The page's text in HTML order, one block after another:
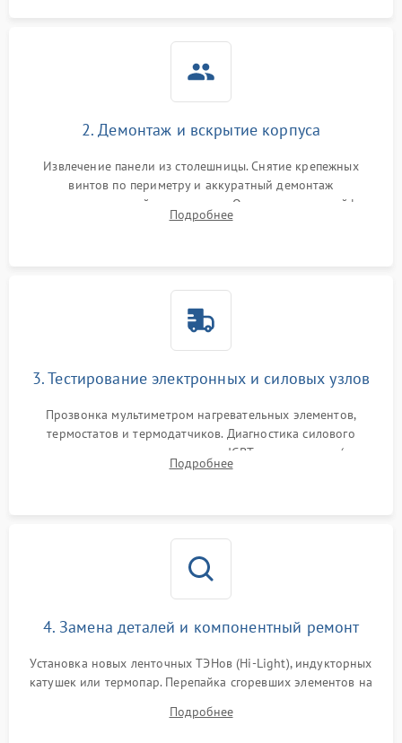
2. Демонтаж и вскрытие корпуса
Извлечение панели из столешницы. Снятие крепежных
винтов по периметру и аккуратный демонтаж
стеклокерамической поверхности. Отсоединение шлейфов
сенсорного блока для доступа к силовым платам, катушкам
Подробнее
3. Тестирование электронных и силовых узлов
Прозвонка мультиметром нагревательных элементов,
термостатов и термодатчиков. Диагностика силового
модуля, реле, диодных мостов и IGBT-транзисторов (для
индукции). Проверка кранов и газ-контроля (для газовых
Подробнее
4. Замена деталей и компонентный ремонт
Установка новых ленточных ТЭНов (Hi-Light), индукторных
катушек или термопар. Перепайка сгоревших элементов на
дорожек. Очистка контактов и замена поврежденной
Подробнее